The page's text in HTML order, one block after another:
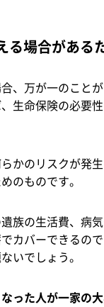
る場合がある
、万が一のこと
生命保険の必要
かのリスクが発
のものです。
族の生活費、病
カバーできるの
いでしょう。
った人が一家の